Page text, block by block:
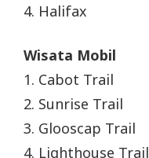
4. Halifax
Wisata Mobil
1. Cabot Trail
2. Sunrise Trail
3. Glooscap Trail
4. Lighthouse Trail